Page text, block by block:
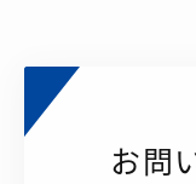
お問